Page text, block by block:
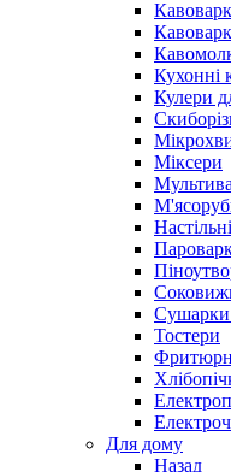
Кухонні
Кулери
Міксери
Сушарки
Тостери
Для дому
Назад